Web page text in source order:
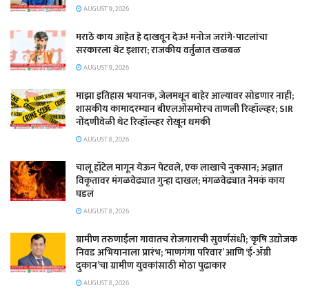
AUGUST 9, 2026
मराठे काय आहेत हे दाखवून देऊ! मनोज जरांगे-पाटलांचा
सरकारला थेट इशारा; राजकीय वर्तुळात खळबळ
AUGUST 9, 2026
माझा इतिहास भयानक, जेलमधून बाहेर आल्यावर सोडणार नाही;
शासकीय कामादरम्यान बीएलओंसमोरच ताणली रिव्हॉल्व्हर; SIR
नोंदणीवेळी थेट रिव्हॉल्व्हर रोखून धमकी
AUGUST 8, 2026
चालू हॉटेल मागून येऊन पेटवले, एक लाखाचे नुकसान; अज्ञात
विकृतावर मंगळवेढ्यात गुन्हा दाखल; मंगळवेढ्यात नेमकं काय
घडलं
AUGUST 8, 2026
​ग्रामीण तरुणाईला गावातच रोजगाराची सुवर्णसंधी; ‘कृषि उद्योजक
निवड अभियानाला प्रारंभ; ‘माणगंगा परिवार’ आणि ‘ई-ॲग्री
दुकान’चा ग्रामीण युवकांसाठी मोठा पुढाकार
AUGUST 8, 2026